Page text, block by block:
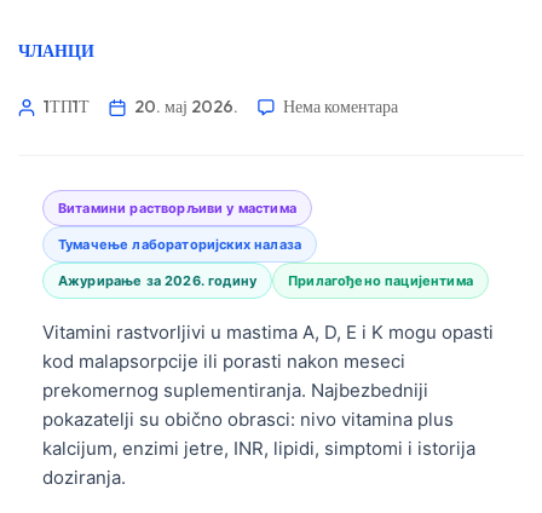
ЧЛАНЦИ
1ТП1Т 20. мај 2026. Нема коментара
Витамини растворљиви у мастима
Тумачење лабораторијских налаза
Ажурирање за 2026. годину Прилагођено пацијентима
Vitamini rastvorljivi u mastima A, D, E i K mogu opasti
kod malapsorpcije ili porasti nakon meseci
prekomernog suplementiranja. Najbezbedniji
pokazatelji su obično obrasci: nivo vitamina plus
kalcijum, enzimi jetre, INR, lipidi, simptomi i istorija
doziranja.